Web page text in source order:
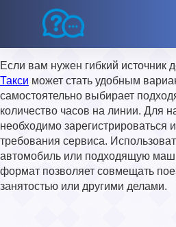
Если вам нужен гибкий источник
Такси может стать удобным
самостоятельно выбирает
количество часов на линии. Для
необходимо зарегистрироваться
требования сервиса.
автомобиль или подходящую
формат позволяет совмещать
занятостью или другими делами.